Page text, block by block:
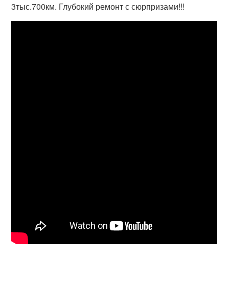
3тыс.700км. Глубокий ремонт с сюрпризами!!!